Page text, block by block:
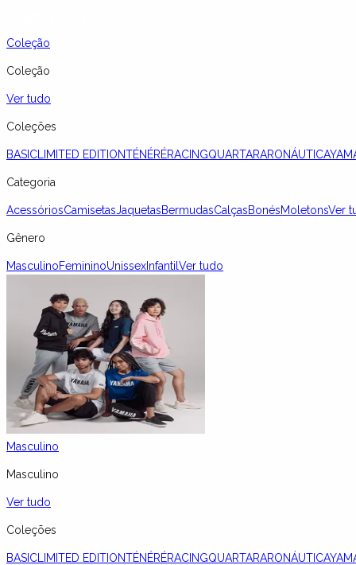
Coleção
Coleção
Ver tudo
Coleções
BASIC LIMITED EDITIONTÉNÉRÉRACINGQUARTARARONÁUTICA
Categoria
AcessóriosCamisetasJaquetasBermudasCalçasBonésMoletonsVer
Gênero
MasculinoFemininoUnissex Infantil Ver tudo
Masculino
Masculino
Ver tudo
Coleções
BASIC LIMITED EDITIONTÉNÉRÉRACINGQUARTARARONÁUTICA